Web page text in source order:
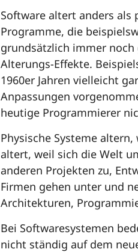
Software altert anders als
Programme, die
grundsätzlich immer
Alterungs-Effekte.
1960er Jahren vielleicht
Anpassungen
heutige Programmierer
Physische Systeme
altert, weil sich die Welt
anderen Projekten zu,
Firmen gehen unter und
Architekturen,
Bei Softwaresystemen
nicht ständig auf dem